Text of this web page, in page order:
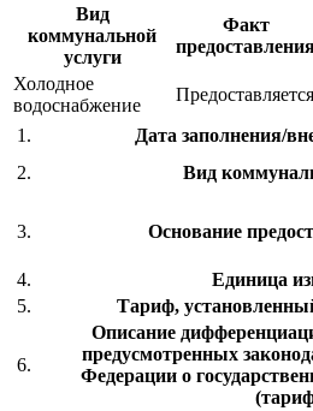
Вид
коммунальной
услуги
Факт
Холодное
водоснабжение
Предоставляется
1.
Дата заполнения/
2.
Вид
3. Основание
4.
Единица
5.
Тариф,
6.
Описание
предусмотренных
Федерации о